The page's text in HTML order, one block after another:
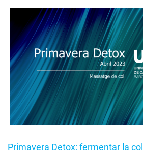
Primavera Detox: fermentar la col